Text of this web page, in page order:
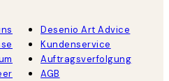
Desenio Art Advice
Kundenservice
Auftragsverfolgung
AGB